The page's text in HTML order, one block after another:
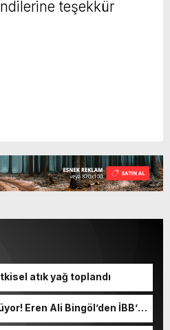
teşekkür
atık yağ toplandı
Eren Ali Bingöl’den İBB’ye